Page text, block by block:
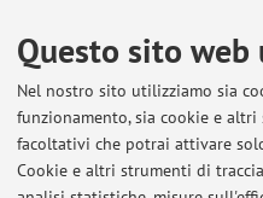
Questo sito
Nel nostro sito utilizziamo sia
funzionamento, sia cookie e
facoltativi che potrai attivare
Cookie e altri strumenti di
Cingolani, Andrea; Zanotti,
Martina; Mazzocchetti,
Stefano; Giorgini, Loris;
functionalized iron N-
potential application as flame
epoxy resins , «INORGANICA
Article number: 120273, pp.